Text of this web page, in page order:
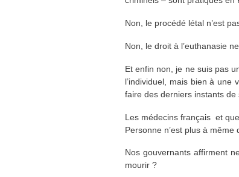
Non, le procédé létal n’est
Non, le droit à l’euthanasie
Et enfin non, je ne suis pas
l’individuel, mais bien à une
faire des derniers instants de
Les médecins français et
Personne n’est plus à
Nos gouvernants affirment
mourir ?